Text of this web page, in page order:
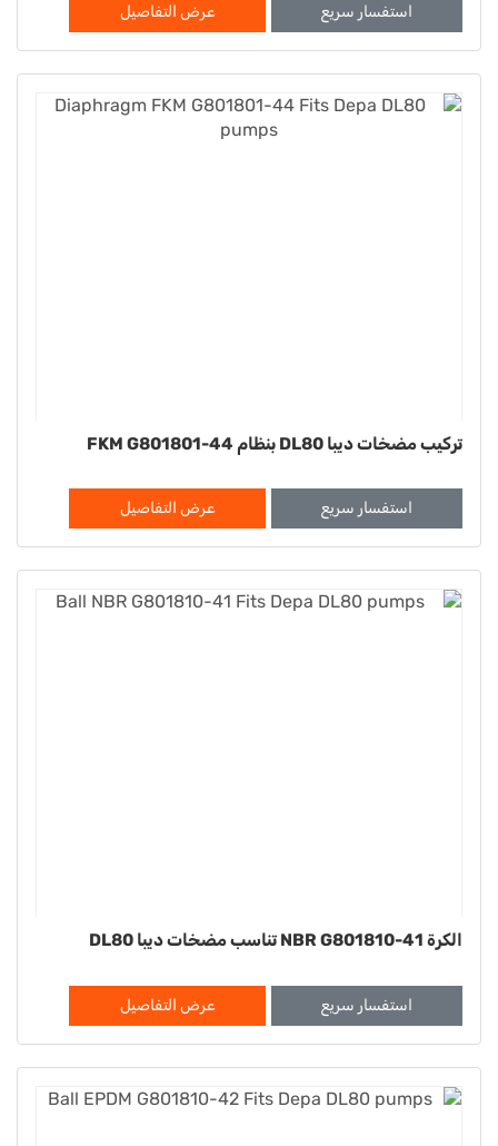
استفسار سريع عرض التفاصيل
تركيب مضخات ديبا DL80 بنظام FKM G801801-44
استفسار سريع عرض التفاصيل
الكرة NBR G801810-41 تناسب مضخات ديبا DL80
استفسار سريع عرض التفاصيل